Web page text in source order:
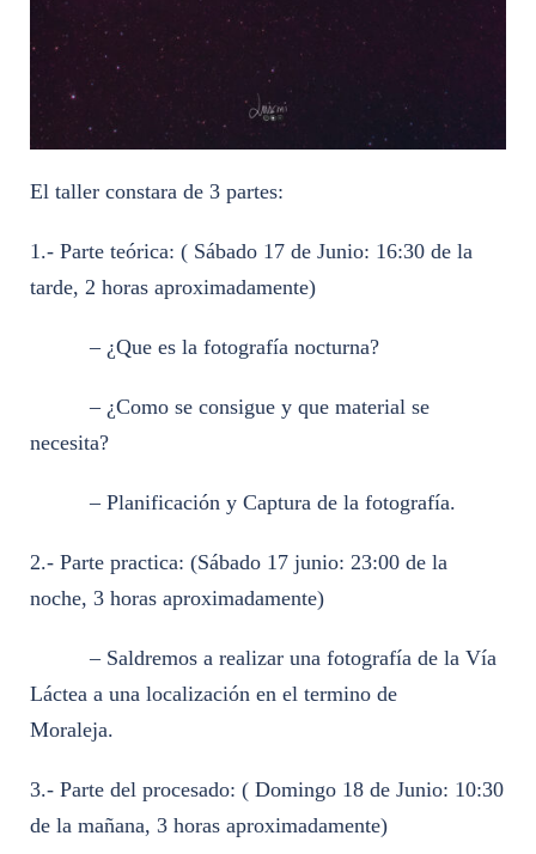
El taller constara de 3 partes:
1.- Parte teórica: ( Sábado 17 de Junio: 16:30 de la
tarde, 2 horas aproximadamente)
– ¿Que es la fotografía nocturna?
– ¿Como se consigue y que material se
necesita?
– Planificación y Captura de la fotografía.
2.- Parte practica: (Sábado 17 junio: 23:00 de la
noche, 3 horas aproximadamente)
– Saldremos a realizar una fotografía de la Vía
Láctea a una localización en el termino de
Moraleja.
3.- Parte del procesado: ( Domingo 18 de Junio: 10:30
de la mañana, 3 horas aproximadamente)